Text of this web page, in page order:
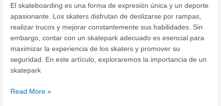
El skateboarding es una forma de expresión única y un deporte
apasionante. Los skaters disfrutan de deslizarse por rampas,
realizar trucos y mejorar constantemente sus habilidades. Sin
embargo, contar con un skatepark adecuado es esencial para
maximizar la experiencia de los skaters y promover su
seguridad. En este artículo, exploraremos la importancia de un
skatepark
Read More »